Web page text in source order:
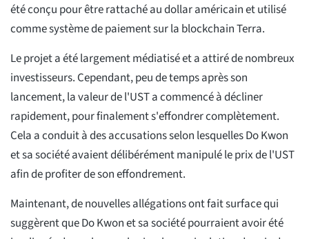
été conçu pour être rattaché au dollar américain et utilisé
comme système de paiement sur la blockchain Terra.
Le projet a été largement médiatisé et a attiré de nombreux
investisseurs. Cependant, peu de temps après son
lancement, la valeur de l'UST a commencé à décliner
rapidement, pour finalement s'effondrer complètement.
Cela a conduit à des accusations selon lesquelles Do Kwon
et sa société avaient délibérément manipulé le prix de l'UST
afin de profiter de son effondrement.
Maintenant, de nouvelles allégations ont fait surface qui
suggèrent que Do Kwon et sa société pourraient avoir été